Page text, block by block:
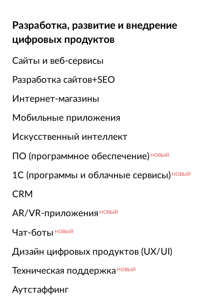
Разработка, развитие и внедрение
цифровых продуктов
Сайты и веб-сервисы
Разработка сайтов+SEO
Интернет-магазины
Мобильные приложения
Искусственный интеллект
ПО (программное обеспечение) НОВЫЙ
1С (программы и облачные сервисы) НОВЫЙ
CRM
AR/VR-приложения НОВЫЙ
Чат-боты НОВЫЙ
Дизайн цифровых продуктов (UX/UI)
Техническая поддержка НОВЫЙ
Аутстаффинг